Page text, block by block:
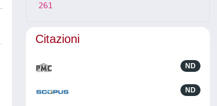
261
Citazioni
ND
ND